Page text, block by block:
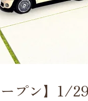
ープン】1/